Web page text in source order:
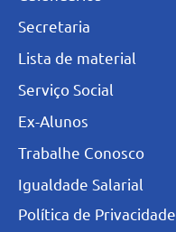
Secretaria
L ista de material
Serviço Social
Ex-Alunos
Trabalhe Conosco
Igualdade Salarial
Política de Privacidade